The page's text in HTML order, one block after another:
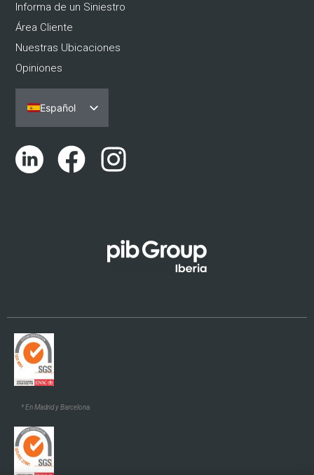
Informa de un Siniestro
Área Cliente
Nuestras Ubicaciones
Opiniones
Español
Português
English (UK)
* En Madrid y Barcelona.